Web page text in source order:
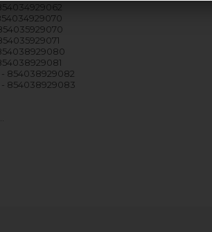
- 854038929082
- 854038929083